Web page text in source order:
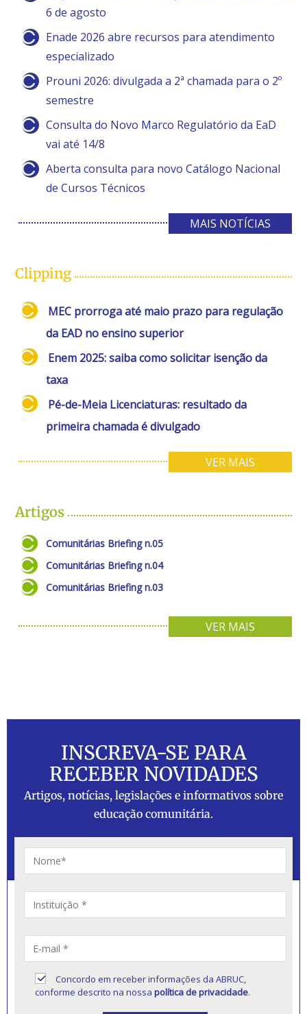
6 de agosto
Enade 2026 abre recursos para atendimento
especializado
Prouni 2026: divulgada a 2ª chamada para o 2º
semestre
Consulta do Novo Marco Regulatório da EaD
vai até 14/8
Aberta consulta para novo Catálogo Nacional
de Cursos Técnicos
MAIS NOTÍCIAS
Clipping
MEC prorroga até maio prazo para regulação
da EAD no ensino superior
Enem 2025: saiba como solicitar isenção da
taxa
Pé-de-Meia Licenciaturas: resultado da
primeira chamada é divulgado
VER MAIS
Artigos
Comunitárias Briefing n.05
Comunitárias Briefing n.04
Comunitárias Briefing n.03
VER MAIS
INSCREVA-SE PARA
RECEBER NOVIDADES
Artigos, notícias, legislações e informativos sobre
educação comunitária.
Concordo em receber informações da ABRUC,
conforme descrito na nossapolítica de privacidade.